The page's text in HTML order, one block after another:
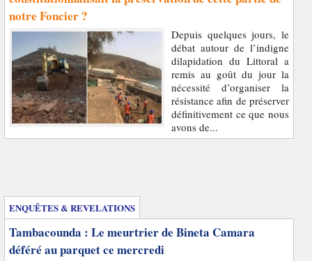
notre Foncier ?
Depuis quelques jours, le
débat autour de l’indigne
dilapidation du Littoral a
remis au goût du jour la
nécessité d’organiser la
résistance afin de préserver
définitivement ce que nous
avons de...
ENQUÊTES & REVELATIONS
Tambacounda : Le meurtrier de Bineta Camara
déféré au parquet ce mercredi